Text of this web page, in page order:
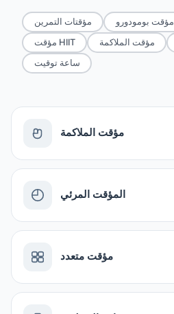
مؤقتات التمرين مؤقت بومودورو
مؤقت HIIT
مؤقت الملاكمة
ساعة توقيت
مؤقت الملاكمة
المؤقت المرئي
مؤقت متعدد